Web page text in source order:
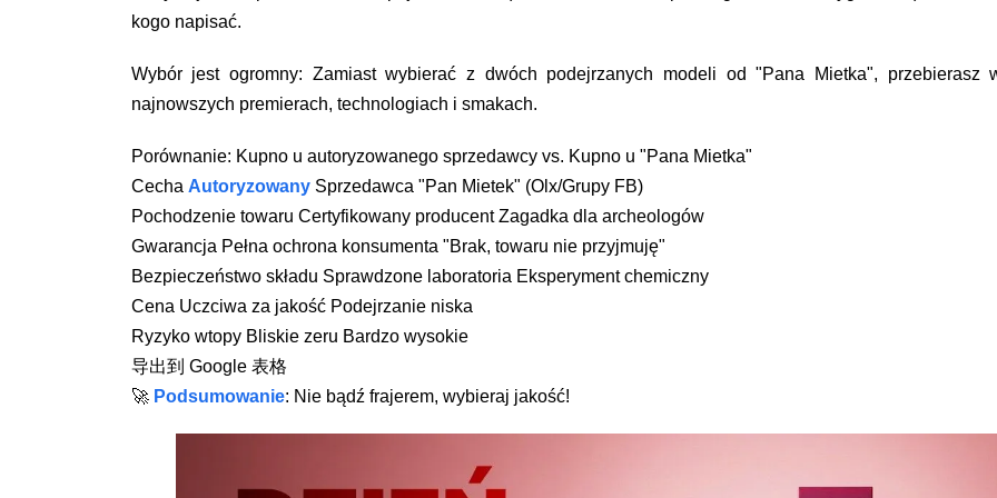
kogo napisać.
Wybór jest ogromny: Zamiast wybierać z dwóch podejrzanych modeli od "Pana Mietka", przebierasz
najnowszych premierach, technologiach i smakach.
Porównanie: Kupno u autoryzowanego sprzedawcy vs. Kupno u "Pana Mietka"
Cecha AutoryzowanySprzedawca "Pan Mietek" (Olx/Grupy FB)
Pochodzenie towaru Certyfikowany producent Zagadka dla archeologów
Gwarancja Pełna ochrona konsumenta "Brak, towaru nie przyjmuję"
Bezpieczeństwo składu Sprawdzone laboratoria Eksperyment chemiczny
Cena Uczciwa za jakość Podejrzanie niska
Ryzyko wtopy Bliskie zeru Bardzo wysokie
导出到 Google 表格
🚀 Podsumowanie: Nie bądź frajerem, wybieraj jakość!